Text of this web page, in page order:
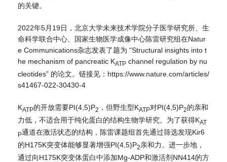
的关键。
2022年5月19日，北京大学未来技术学院分子医学研究所、生
命科学联合中心、国家生物医学成像中心陈雷研究组在Natur
e Communications杂志发表了题为 “Structural insights into t
he mechanism of pancreatic KATP channel regulation by nu
cleotides” 的论文。链接见： https://www.nature.com/articles/
s41467-022-30430-4
KATP的开放需要PI(4,5)P2 ，但野生型KATP对PI(4,5)P2的亲和
力低，不适合用于纯化蛋白的结构生物学研究。为了获得KAT
P通道在激活状态的结构，陈雷课题组首先通过筛选发现Kir6
的H175K突变体能够显著增强PI(4,5)P2亲和力。进一步地，
通过向H175K突变体蛋白中添加Mg-ADP和激活剂NN414的方